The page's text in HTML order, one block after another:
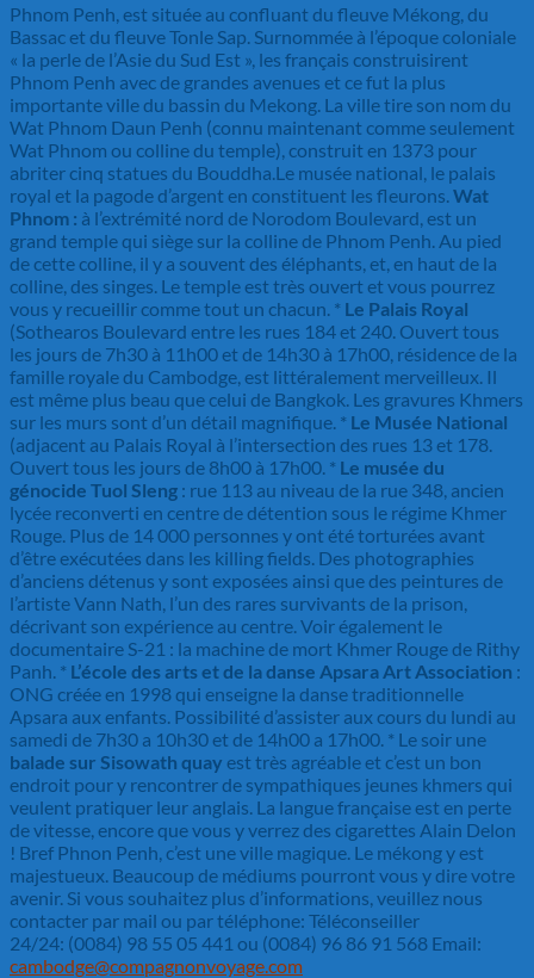
Phnom Penh, est située au confluant du fleuve Mékong, du
Bassac et du fleuve Tonle Sap. Surnommée à l’époque coloniale
« la perle de l’Asie du Sud Est », les français construisirent
Phnom Penh avec de grandes avenues et ce fut la plus
importante ville du bassin du Mekong. La ville tire son nom du
Wat Phnom Daun Penh (connu maintenant comme seulement
Wat Phnom ou colline du temple), construit en 1373 pour
abriter cinq statues du Bouddha.Le musée national, le palais
royal et la pagode d’argent en constituent les fleurons. Wat
Phnom : à l’extrémité nord de Norodom Boulevard, est un
grand temple qui siège sur la colline de Phnom Penh. Au pied
de cette colline, il y a souvent des éléphants, et, en haut de la
colline, des singes. Le temple est très ouvert et vous pourrez
vous y recueillir comme tout un chacun. * Le Palais Royal
(Sothearos Boulevard entre les rues 184 et 240. Ouvert tous
les jours de 7h30 à 11h00 et de 14h30 à 17h00, résidence de la
famille royale du Cambodge, est littéralement merveilleux. Il
est même plus beau que celui de Bangkok. Les gravures Khmers
sur les murs sont d’un détail magnifique. * Le Musée National
(adjacent au Palais Royal à l’intersection des rues 13 et 178.
Ouvert tous les jours de 8h00 à 17h00. * Le musée du
génocide Tuol Sleng : rue 113 au niveau de la rue 348, ancien
lycée reconverti en centre de détention sous le régime Khmer
Rouge. Plus de 14 000 personnes y ont été torturées avant
d’être exécutées dans les killing fields. Des photographies
d’anciens détenus y sont exposées ainsi que des peintures de
l’artiste Vann Nath, l’un des rares survivants de la prison,
décrivant son expérience au centre. Voir également le
documentaire S-21 : la machine de mort Khmer Rouge de Rithy
Panh. * L’école des arts et de la danse Apsara Art Association :
ONG créée en 1998 qui enseigne la danse traditionnelle
Apsara aux enfants. Possibilité d’assister aux cours du lundi au
samedi de 7h30 a 10h30 et de 14h00 a 17h00. * Le soir une
balade sur Sisowath quay est très agréable et c’est un bon
endroit pour y rencontrer de sympathiques jeunes khmers qui
veulent pratiquer leur anglais. La langue française est en perte
de vitesse, encore que vous y verrez des cigarettes Alain Delon
! Bref Phnon Penh, c’est une ville magique. Le mékong y est
majestueux. Beaucoup de médiums pourront vous y dire votre
avenir. Si vous souhaitez plus d’informations, veuillez nous
contacter par mail ou par téléphone: Téléconseiller
24/24: (0084) 98 55 05 441 ou (0084) 96 86 91 568 Email:
cambodge@compagnonvoyage.com